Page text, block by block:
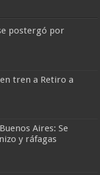
postergó por
tren a Retiro a
Aires: Se
y ráfagas